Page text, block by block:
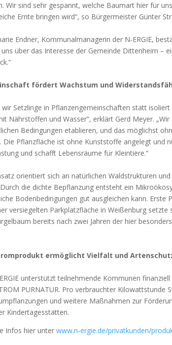
Wir sind sehr gespannt, wel­che Baum­art hier für
Ern­te brin­gen wird“, so Bür­ger­meis­ter Gün­ter
End­ner, Kom­mu­nal­ma­na­ge­rin der N‑ERGIE,
über das Inter­es­se der Gemein­de Dit­ten­heim –
för­dert Wachs­tum und
wir Setz­lin­ge in Pflan­zen­ge­mein­schaf­ten statt
Nähr­stof­fen und Was­ser“, erklärt Gerd Mey­er.
Bedin­gun­gen eta­blie­ren, und das mög­lichst
Die Pflanz­flä­che ist ohne Kunst­stof­fe ange­legt und
und schafft Lebens­räu­me für Klein­tie­re.“
ori­en­tiert sich an natür­li­chen Wald­struk­tu­ren
die dich­te Bepflan­zung ent­steht ein
Boden­be­din­gun­gen gut aus­glei­chen kann.
ver­sie­gel­ten Park­platz­flä­che in Wei­ßen­burg
bereits nach zwei Jah­ren der hier
ermög­licht Viel­falt und
unter­stützt teil­neh­men­de Kom­mu­nen
PURNATUR. Pro ver­brauch­ter
und wei­te­re Maß­nah­men zur
Kin­der­ta­ges­stät­ten.
Infos hier unterwww.n‑ergie.de/privatkunden/